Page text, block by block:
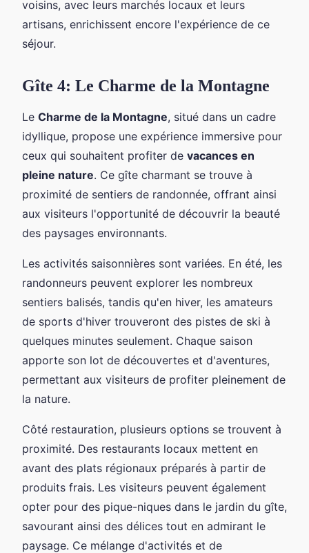
voisins, avec leurs marchés locaux et leurs
artisans, enrichissent encore l'expérience de ce
séjour.
Gîte 4: Le Charme de la Montagne
Le Charme de la Montagne, situé dans un cadre
idyllique, propose une expérience immersive pour
ceux qui souhaitent profiter de vacances en
pleine nature. Ce gîte charmant se trouve à
proximité de sentiers de randonnée, offrant ainsi
aux visiteurs l'opportunité de découvrir la beauté
des paysages environnants.
Les activités saisonnières sont variées. En été, les
randonneurs peuvent explorer les nombreux
sentiers balisés, tandis qu'en hiver, les amateurs
de sports d'hiver trouveront des pistes de ski à
quelques minutes seulement. Chaque saison
apporte son lot de découvertes et d'aventures,
permettant aux visiteurs de profiter pleinement de
la nature.
Côté restauration, plusieurs options se trouvent à
proximité. Des restaurants locaux mettent en
avant des plats régionaux préparés à partir de
produits frais. Les visiteurs peuvent également
opter pour des pique-niques dans le jardin du gîte,
savourant ainsi des délices tout en admirant le
paysage. Ce mélange d'activités et de